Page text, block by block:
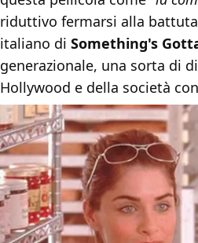
riduttivo fermarsi alla
italiano di Something's
generazionale, una sorta di
Hollywood e della società